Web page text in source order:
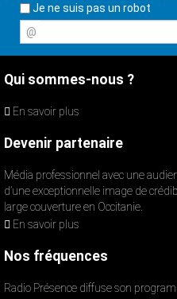
Je ne suis pas un robot
@
Qui sommes-nous ?
En savoir plus
Devenir partenaire
Média professionnel avec une
d’une exceptionnelle image de
large couverture en Occitanie.
En savoir plus
Nos fréquences
Radio Présence diffuse son